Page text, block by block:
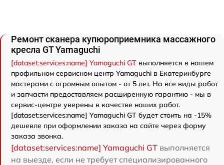
Ремонт сканера купюроприемника массажного
кресла GT Yamaguchi
[dataset:services:name] Yamaguchi GT выполняется в нашем
профильном сервисном центр Yamaguchi в Екатеринбурге
мастерами с огромным опытом - от 5 лет. На все виды работ
и запчасти предоставляем расширенную гарантию - мы в
сервис-центре уверены в качестве наших работ.
[dataset:services:name] Yamaguchi GT будет стоить на -15%
дешевле при оформлении заказа на сайте через форму
заказа звонка.
[dataset:services:name] Yamaguchi GT выполняется
на выезде, если не требует специализированного